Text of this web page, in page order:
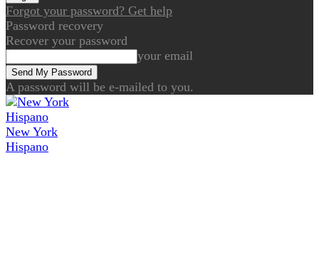
Forgot your password? Get help
Password recovery
Recover your password
your email
A password will be e-mailed to you.
New York
Hispano